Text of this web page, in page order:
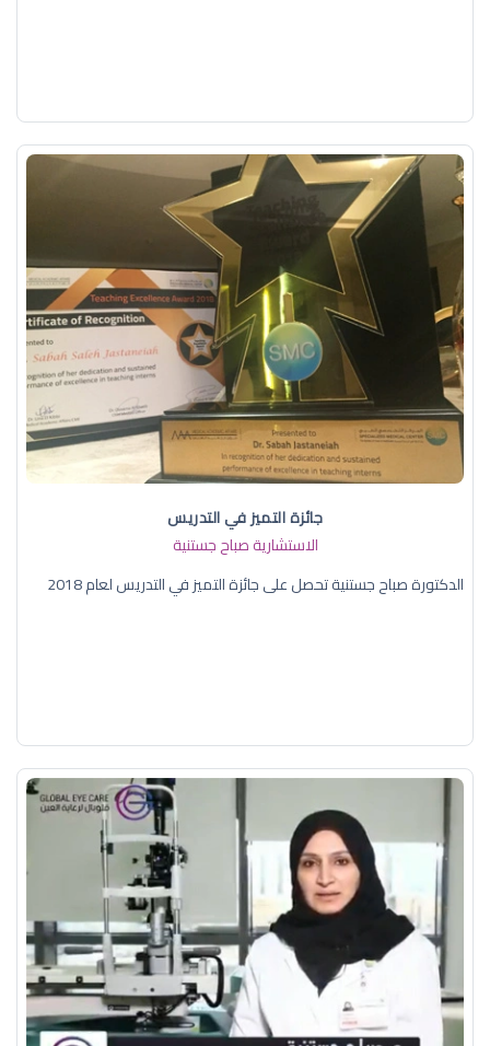
جائزة التميز في التدريس
الاستشارية صباح جستنية
الدكتورة صباح جستنية تحصل على جائزة التميز في التدريس لعام 2018